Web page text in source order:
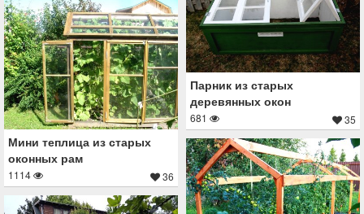
Парник из старых
деревянных окон
681 35
Мини теплица из старых
оконных рам
1114 36